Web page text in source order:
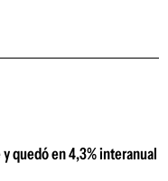
quedó en 4,3% interanual